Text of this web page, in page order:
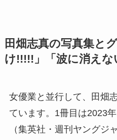
田畑志真の写真集と
け!!!!!」「波に消えな
女優業と並行して、田畑
ています。1冊目は2023
（集英社・週刊ヤングジ